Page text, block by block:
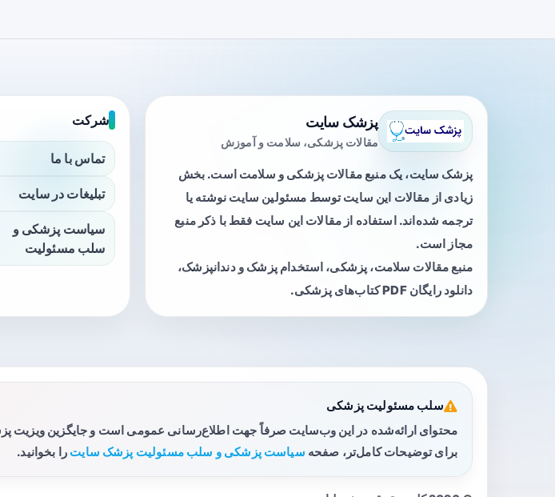
پزشک سایت
مقالات پزشکی، سلامت و آموزش
پزشک سایت، یک منبع مقالات پزشکی و سلامت است. بخش
زیادی از مقالات این سایت توسط مسئولین سایت نوشته یا
ترجمه شده‌اند. استفاده از مقالات این سایت فقط با ذکر منبع
مجاز است.
منبع مقالات سلامت، پزشکی، استخدام پزشک و دندانپزشک،
دانلود رایگان PDF کتاب‌های پزشکی.
شرکت
تماس با ما
تبلیغات در سایت
سیاست پزشکی و
سلب مسئولیت
سلب مسئولیت پزشکی
محتوای ارائه‌شده در این وب‌سایت صرفاً جهت اطلاع‌رسانی عمومی است و جایگزین ویزیت
برای توضیحات کامل‌تر، صفحه سیاست پزشکی و سلب مسئولیت پزشک سایت را بخوانید.